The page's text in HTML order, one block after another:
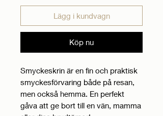
Lägg i kundvagn
Köp nu
Smyckeskrin är en fin och praktisk
smyckesförvaring både på resan,
men också hemma. En perfekt
gåva att ge bort till en vän, mamma